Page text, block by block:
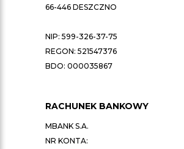
66-446 DESZCZNO
NIP: 599-326-37-75
REGON: 521547376
BDO: 000035867
RACHUNEK BANKOWY
MBANK S.A.
NR KONTA: